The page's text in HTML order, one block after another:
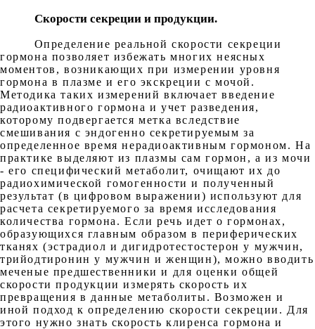
Скорости секреции и продукции.
Определение реальной скорости секреции
гормона позволяет избежать многих неясных
моментов, возникающих при измерении уровня
гормона в плазме и его экскреции с мочой.
Методика таких измерений включает введение
радиоактивного гормона и учет разведения,
которому подвергается метка вследствие
смешивания с эндогенно секретируемым за
определенное время нерадиоактивным гормоном. На
практике выделяют из плазмы сам гормон, а из мочи
- его специфический метаболит, очищают их до
радиохимической гомогенности и полученный
результат (в цифровом выражении) используют для
расчета секретируемого за время исследования
количества гормона. Если речь идет о гормонах,
образующихся главным образом в периферических
тканях (эстрадиол и дигидротестостерон у мужчин,
трийодтиронин у мужчин и женщин), можно вводить
меченые предшественники и для оценки общей
скорости продукции измерять скорость их
превращения в данные метаболиты. Возможен и
иной подход к определению скорости секреции. Для
этого нужно знать скорость клиренса гормона и